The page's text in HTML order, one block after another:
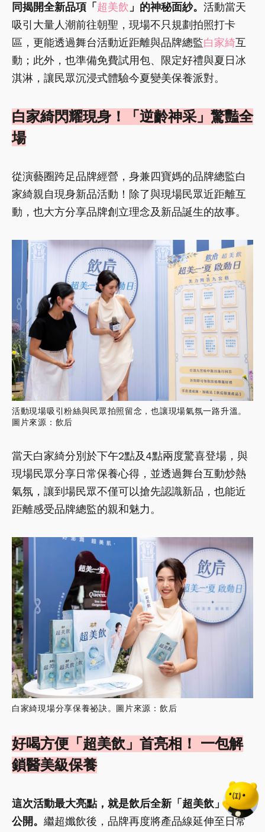
同揭開全新品項「 超美飲 」的神秘面紗。 活動當天
吸引大量人潮前往朝聖，現場不只規劃拍照打卡
區，更能透過舞台活動近距離與品牌總監白家綺互
動；此外，也準備免費試用包、限定好禮與夏日冰
淇淋，讓民眾沉浸式體驗今夏變美保養派對。
白家綺閃耀現身！「逆齡神采」驚豔全
場
從演藝圈跨足品牌經營，身兼四寶媽的品牌總監白
家綺親自現身新品活動！除了與現場民眾近距離互
動，也大方分享品牌創立理念及新品誕生的故事。
活動現場吸引粉絲與民眾拍照留念，也讓現場氣氛一路升溫。
圖片來源：飲后
當天白家綺分別於下午2點及4點兩度驚喜登場，與
現場民眾分享日常保養心得，並透過舞台互動炒熱
氣氛，讓到場民眾不僅可以搶先認識新品，也能近
距離感受品牌總監的親和魅力。
白家綺現場分享保養祕訣。圖片來源：飲后
好喝方便「超美飲」首亮相！ 一包解
鎖醫美級保養
這次活動最大亮點，就是飲后全新「超美飲」正式
公開。 繼超孅飲後，品牌再度將產品線延伸至日常